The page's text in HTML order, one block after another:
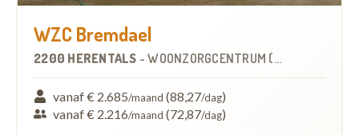
WZC Bremdael
2200 HERENTALS -WOONZORGCENTRUM (WZC)
vanaf € 2.685/maand (88,27/dag)
vanaf € 2.216/maand (72,87/dag)